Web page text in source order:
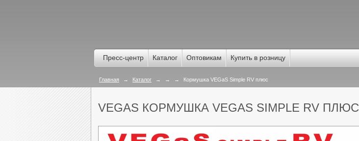
Пресс-центр Каталог Оптовикам Купить в розницу
Главная → Каталог → → → Кормушка VEGaS Simple RV плюс
VEGAS КОРМУШКА VEGAS SIMPLE RV ПЛЮС